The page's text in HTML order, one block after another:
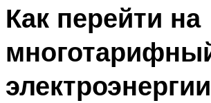
Как перейти на
электроэнергии